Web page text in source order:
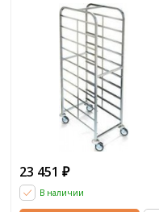
23 451 ₽
В наличии